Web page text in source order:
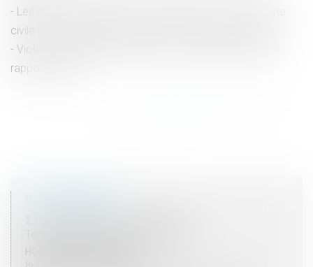
Les juges d’appel doivent vérifier l’existence de la faute
civile dans les faits pour lesquels le prévenu est relaxé
Violence à l’égard des femmes : le GREVIO publie son
rapport annuel